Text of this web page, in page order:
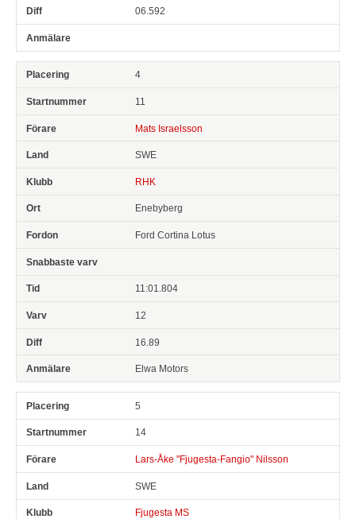
06.592
4
11
Mats Israelsson
SWE
RHK
Enebyberg
Ford Cortina Lotus
11:01.804
12
16.89
Elwa Motors
5
14
Lars-Åke "Fjugesta-Fangio" Nilsson
SWE
Fjugesta MS